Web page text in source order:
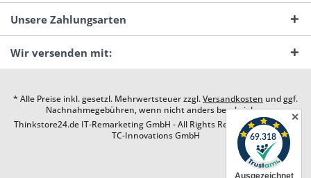
Unsere Zahlungsarten
Wir versenden mit:
* Alle Preise inkl. gesetzl. Mehrwertsteuer zzgl.Versandkosten und ggf.
Nachnahmegebühren, wenn nicht anders beschrieben
Thinkstore24.de IT-Remarketing GmbH - All Rights Reserved. Design by
TC-Innovations GmbH
✕